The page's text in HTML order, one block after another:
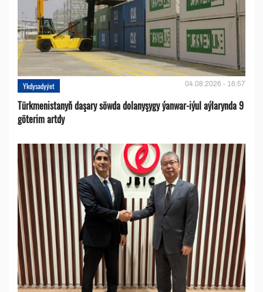
Ykdysadyýet 04.08.2026 - 16:57
Türkmenistanyň daşary söwda dolanyşygy ýanwar-iýul aýlarynda 9
göterim artdy